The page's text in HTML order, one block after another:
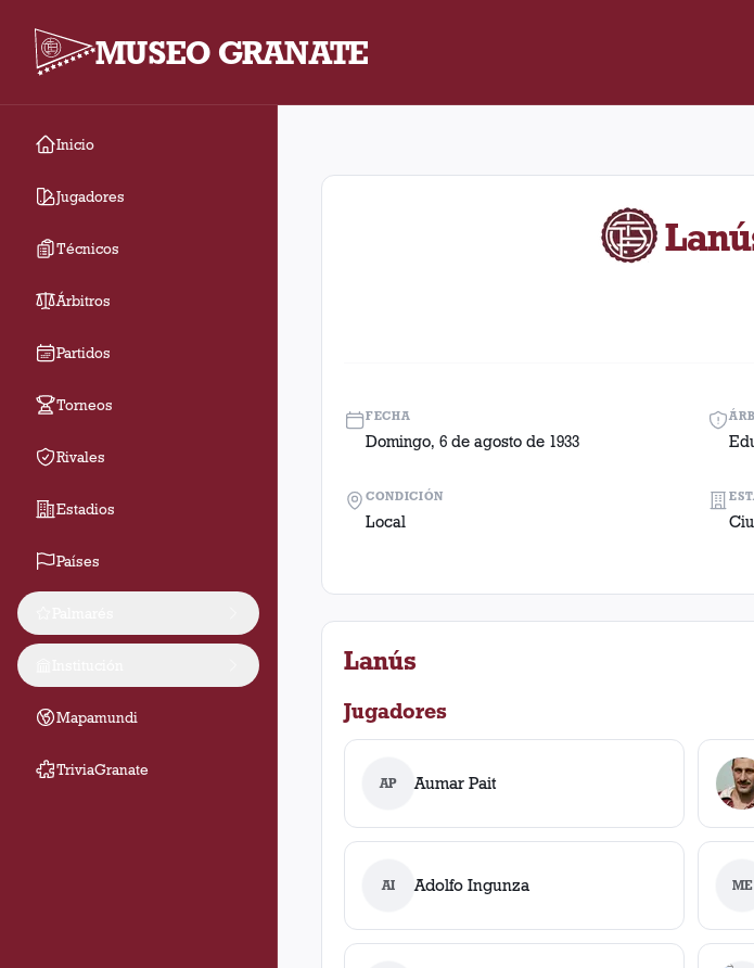
MUSEO GRANATE
Inicio
Jugadores
Técnicos
Árbitros
Partidos
Torneos
Rivales
Estadios
Países
Mapamundi
TriviaGranate
Fecha 21. Partido entre Lanús y Racing Club disputado
FECHA
Domingo, 6 de agosto de 1933
CONDICIÓN
Local
Lanús
Jugadores
AP Aumar Pait
AI Adolfo Ingunza ME